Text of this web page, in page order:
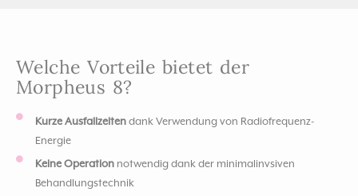
Welche Vorteile bietet der
Morpheus 8?
Kurze Ausfallzeiten dank Verwendung von Radiofrequenz-
Energie
Keine Operation notwendig dank der minimalinvsiven
Behandlungstechnik